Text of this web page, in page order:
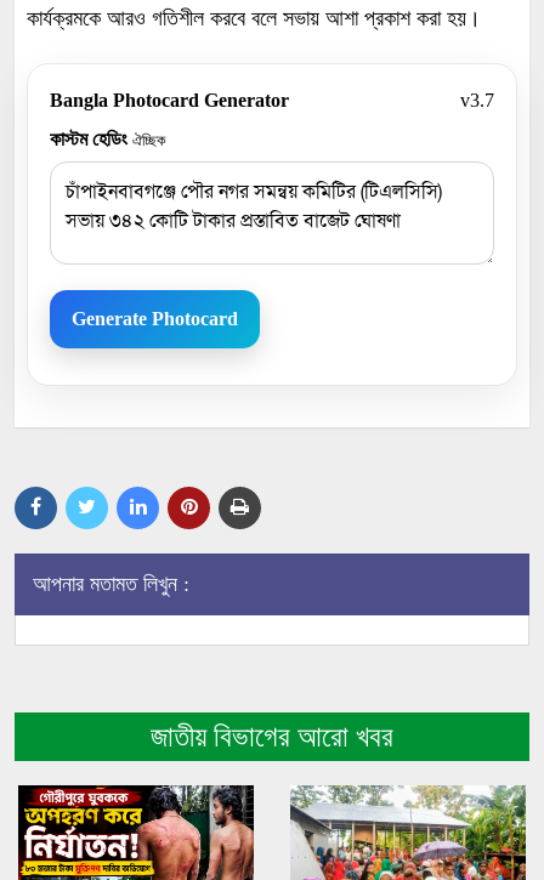
কার্যক্রমকে আরও গতিশীল করবে বলে সভায় আশা প্রকাশ করা হয়।
Bangla Photocard Generator
v3.7
কাস্টম হেডিং ঐচ্ছিক
Generate Photocard
আপনার মতামত লিখুন :
জাতীয় বিভাগের আরো খবর